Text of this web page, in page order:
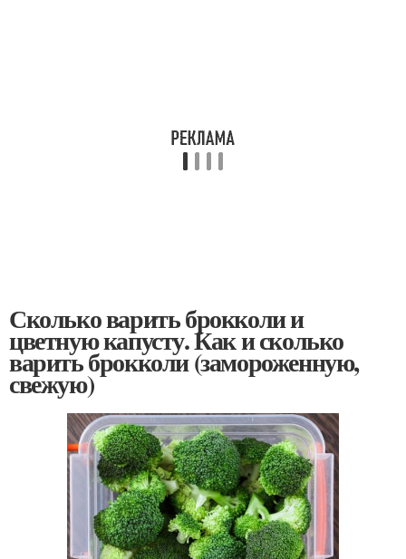
Сколько варить брокколи и
цветную капусту. Как и сколько
варить брокколи (замороженную,
свежую)